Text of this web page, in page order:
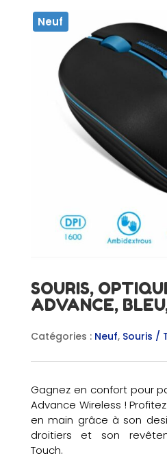
Neuf
SOURIS,
ADVANCE,
Catégories : Neuf, Souris /
Gagnez en confort pour
Advance Wireless !
en main grâce à son
droitiers et son
Touch.